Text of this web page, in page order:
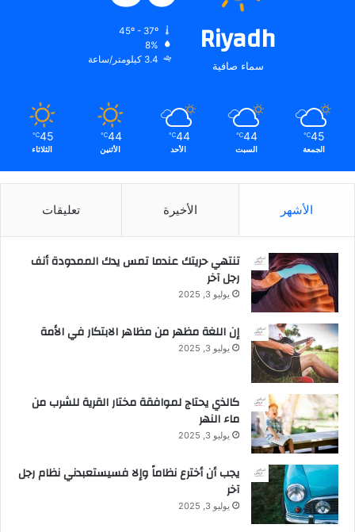
Riyadh
سماء صافية
8%
3.4 كيلومتر/ساعة
45
℃
الجمعة
44
℃
السبت
44
℃
الأحد
44
℃
الأثنين
45
℃
الثلاثاء
الأشهر الأخيرة تعليقات
تنتهي حريتك عندما تمس يدك الممدودة أنف
رجل آخر
يوليو 3, 2025
إن اللغة مظهر من مظاهر الابتكار في الأمة
يوليو 3, 2025
كالذي يحتاج لموافقة مختار القرية للشرب من
ماء النهر
يوليو 3, 2025
يجب أن أخترع نظاماً وإلا فسيستعبدني نظام رجل
آخر
يوليو 3, 2025